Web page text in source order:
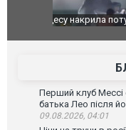
Вже вивели на
Перший клуб
батька Лео після
09.08.2026, 04:01